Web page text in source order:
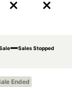
Sales Stopped
Ended